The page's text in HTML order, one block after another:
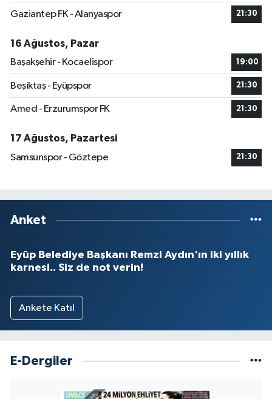
Gaziantep FK - Alanyaspor 21:30
16 Ağustos, Pazar
Başakşehir - Kocaelispor
19:00
Beşiktaş - Eyüpspor 21:30
Amed - Erzurumspor FK 21:30
17 Ağustos, Pazartesi
Samsunspor - Göztepe
21:30
Anket
Eyüp Belediye Başkanı Remzi Aydın'ın iki yıllık
karnesi.. Siz de not verin!
Ankete Katıl
E-Dergiler